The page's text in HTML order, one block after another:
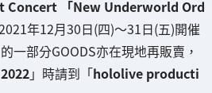
Concert 「New Underworld Ord
年12月30日(四)～31日(五)開催
的一部分GOODS亦在現地再販賣，
」時請到「hololive producti